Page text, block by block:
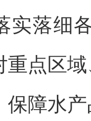
实落细
重点区
保障水